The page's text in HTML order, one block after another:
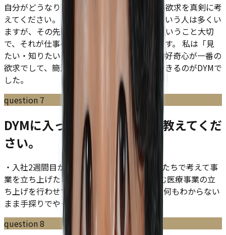
自分がどうなりたい、何をしたいのかという欲求を真剣に考
えてください。「こういう仕事をしたい」という人は多くい
ますが、その先にあなたがどうなりたいかということ大切
で、それが仕事へのモチベーションとなります。 私は「見
たい・知りたい・やってみたい」という知的好奇心が一番の
欲求でして、簡潔に言うとこれを一番実現できるのがDYMで
した。
question 7
DYMに入って印象的な仕事を教えてくだ
さい。
・入社2週間目からビジネスモデルから自分たちで考えて事
業を立ち上げたこと。 ・2年目でM＆Aを含む医療事業の立
ち上げを行わせてもらえたこと。 上記2つは何もわからない
まま手探りでやった0→１の仕事でした。
question 8